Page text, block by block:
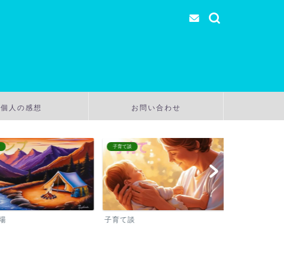
個人の感想 お問い合わせ
子育て談
子育て談